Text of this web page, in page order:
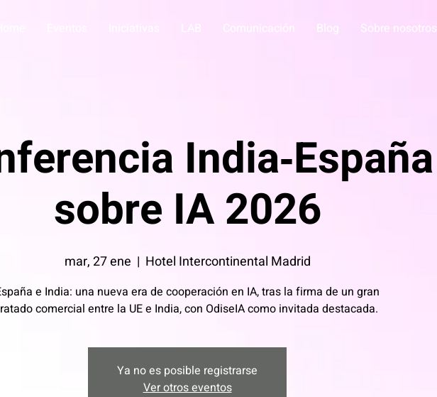
LAB Comunicación Blog Sobre nosotros
India‑España
sobre IA 2026
mar, 27 ene
  |
Hotel Intercontinental Madrid
e India: una nueva era de cooperación en IA, tras la firma de un gran
comercial entre la UE e India, con OdiseIA como invitada destacada.
Ya no es posible registrarse
Ver otros eventos